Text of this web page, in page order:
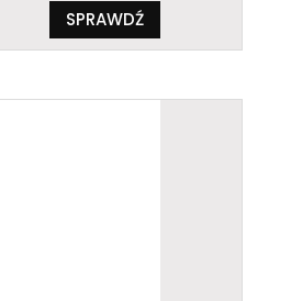
SPRAWDŹ